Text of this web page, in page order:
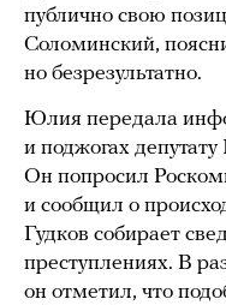
публично свою
Соломинский,
но безрезультатно.
Юлия передала
и поджогах
Он попросил
и сообщил о
Гудков собирает
преступлениях. В
он отметил, что